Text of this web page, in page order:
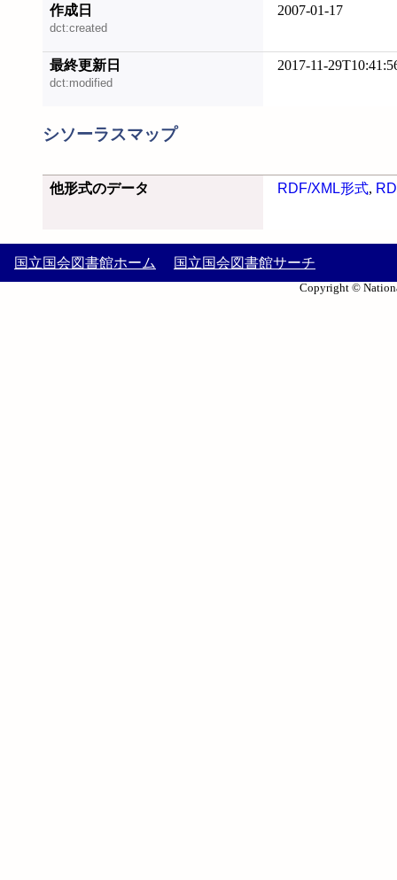
作成日
dct:created
2007-01-17
最終更新日
dct:modified
2017-11-
シソーラスマップ
他形式のデータ RDF/XML形式,
国立国会図書館ホーム 国立国会図書館サーチ
Copyright ©